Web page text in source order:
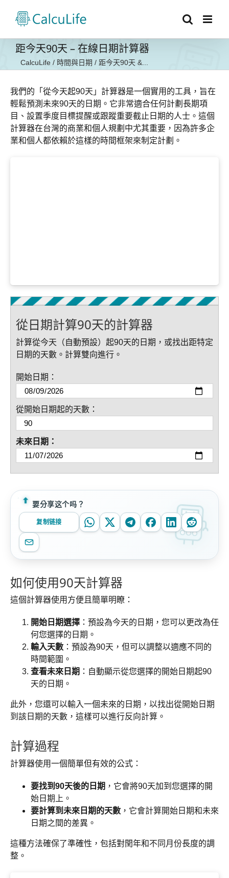
距今天90天 – 在線日期計算器
CalcuLife / 時間與日期 / 距今天90天 &...
我們的「從今天起90天」計算器是一個實用的工具，旨在
輕鬆預測未來90天的日期。它非常適合任何計劃長期項
目、設置季度目標提醒或跟蹤重要截止日期的人士。這個
計算器在台灣的商業和個人規劃中尤其重要，因為許多企
業和個人都依賴於這樣的時間框架來制定計劃。
從日期計算90天的計算器
計算從今天（自動預設）起90天的日期，或找出距特定
日期的天數。計算雙向進行。
開始日期：
從開始日期起的天數：
未來日期：
要分享这个吗？
复制链接
如何使用90天計算器
這個計算器使用方便且簡單明瞭：
開始日期選擇 ：預設為今天的日期，您可以更改為任
何您選擇的日期。
輸入天數 ：預設為90天，但可以調整以適應不同的
時間範圍。
查看未來日期 ：自動顯示從您選擇的開始日期起90
天的日期。
此外，您還可以輸入一個未來的日期，以找出從開始日期
到該日期的天數，這樣可以進行反向計算。
計算過程
計算器使用一個簡單但有效的公式：
要找到90天後的日期 ，它會將90天加到您選擇的開
始日期上。
要計算到未來日期的天數 ，它會計算開始日期和未來
日期之間的差異。
這種方法確保了準確性，包括對閏年和不同月份長度的調
整。